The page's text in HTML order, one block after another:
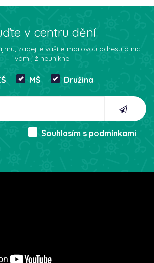
v centru dění
zadejte vaší e-mailovou adresu a nic
vám již neunikne
MŠ Družina
Souhlasím s podmínkami